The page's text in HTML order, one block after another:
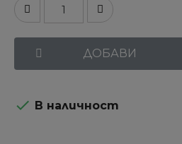
ДОБАВИ
 В наличност